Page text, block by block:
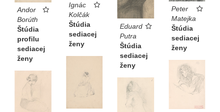
Andor
Borúth
Štúdia
profilu
sediacej
ženy
Ignác
Kolčák
Štúdia
sediacej
ženy
Eduard
Putra
Štúdia
sediacej
ženy
Peter
Matejka
Štúdia
sediacej
ženy